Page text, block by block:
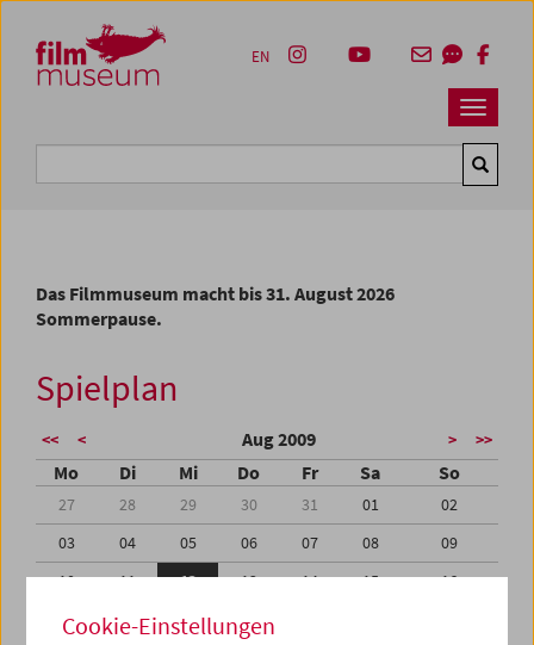
Zum Inhalt
Zum Hauptmenü
Zur Servicenavigation
Zum Suche
Navbar
EN
Das Filmmuseum macht bis 31. August 2026
Sommerpause.
Spielplan
<< < Aug 2009 > >>
Mo Di Mi Do Fr Sa So
27 28 29 30 31 01
02
03
04 05 06 07 08
09
10
11 12 13 14 15
16
17
18 19 20
Cookie-Einstellungen